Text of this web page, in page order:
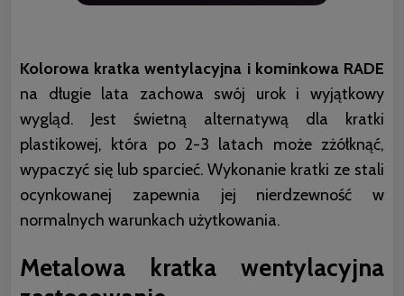
Kolorowa kratka wentylacyjna i kominkowa RADE
na długie lata zachowa swój urok i wyjątkowy
wygląd. Jest świetną alternatywą dla kratki
plastikowej, która po 2-3 latach może zżółknąć,
wypaczyć się lub sparcieć. Wykonanie kratki ze stali
ocynkowanej zapewnia jej nierdzewność w
normalnych warunkach użytkowania.
Metalowa kratka wentylacyjna